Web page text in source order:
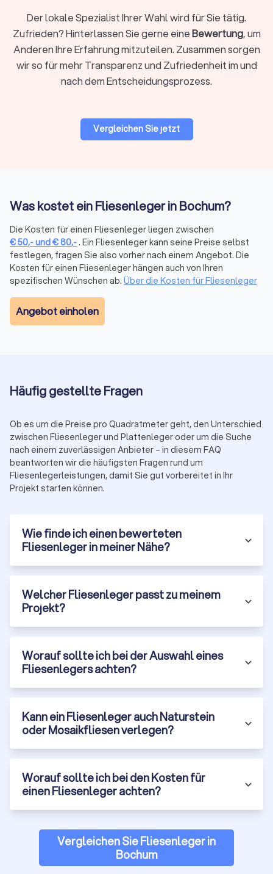
Portalen zusammengefasst.
Unzuverlässige Anbieter entfernt: Nur verifizierte
Betriebe sichtbar.
Starten Sie jetzt und fordern Sie bis zuvier kostenlose
Angebote von vertrauenswürdigen Fliesenleger-Firmen in
Ihrer Region an.
Der lokale Spezialist Ihrer Wahl wird für Sie tätig.
Zufrieden? Hinterlassen Sie gerne eineBewertung, um
Anderen Ihre Erfahrung mitzuteilen. Zusammen sorgen
wir so für mehr Transparenz und Zufriedenheit im und
nach dem Entscheidungsprozess.
Vergleichen Sie jetzt
Was kostet ein Fliesenleger in Bochum?
Die Kosten für einen Fliesenleger liegen zwischen
€50,-und€80,-. Ein Fliesenleger kann seine Preise selbst
festlegen, fragen Sie also vorher nach einem Angebot. Die
Kosten für einen Fliesenleger hängen auch von Ihren
spezifischen Wünschen ab. Über die Kosten für Fliesenleger
Angebot einholen
Häufig gestellte Fragen
Ob es um die Preise pro Quadratmeter geht, den Unterschied
zwischen Fliesenleger und Plattenleger oder um die Suche
nach einem zuverlässigen Anbieter – in diesem FAQ
beantworten wir die häufigsten Fragen rund um
Fliesenlegerleistungen, damit Sie gut vorbereitet in Ihr
Projekt starten können.
Wie finde ich einen bewerteten
Fliesenleger in meiner Nähe?
Welcher Fliesenleger passt zu meinem
Projekt?
Worauf sollte ich bei der Auswahl eines
Fliesenlegers achten?
Kann ein Fliesenleger auch Naturstein
oder Mosaikfliesen verlegen?
Worauf sollte ich bei den Kosten für
einen Fliesenleger achten?
Vergleichen Sie Fliesenleger in
Bochum